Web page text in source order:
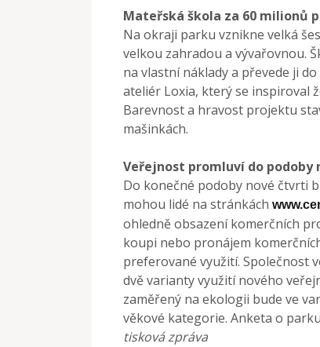
Mateřská škola za 60 milionů
Na okraji parku vznikne velká
velkou zahradou a vývařovnou.
na vlastní náklady a převede ji
ateliér Loxia, který se inspiroval
Barevnost a hravost projektu
mašinkách.
Veřejnost promluví do podoby
Do konečné podoby nové čtvrti
mohou lidé na stránkách
ohledně obsazení komerčních
koupi nebo pronájem
preferované využití. Společnost
dvě varianty využití nového
zaměřený na ekologii bude ve
věkové kategorie. Anketa o
tisková zpráva